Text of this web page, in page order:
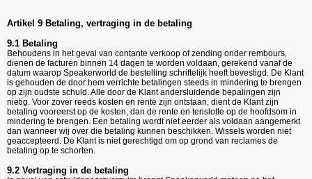
Artikel 9 Betaling, vertraging in de betaling
9.1 Betaling
Behoudens in het geval van contante verkoop of zending onder rembours,
dienen de facturen binnen 14 dagen te worden voldaan, gerekend vanaf de
datum waarop Speakerworld de bestelling schriftelijk heeft bevestigd. De Klant
is gehouden de door hem verrichte betalingen steeds in mindering te brengen
op zijn oudste schuld. Alle door de Klant andersluidende bepalingen zijn
nietig. Voor zover reeds kosten en rente zijn ontstaan, dient de Klant zijn
betaling vooreerst op de kosten, dan de rente en tenslotte op de hoofdsom in
mindering te brengen. Een betaling wordt niet eerder als voldaan aangemerkt
dan wanneer wij over die betaling kunnen beschikken. Wissels worden niet
geaccepteerd. De Klant is niet gerechtigd om op grond van reclames de
betaling op te schorten.
9.2 Vertraging in de betaling